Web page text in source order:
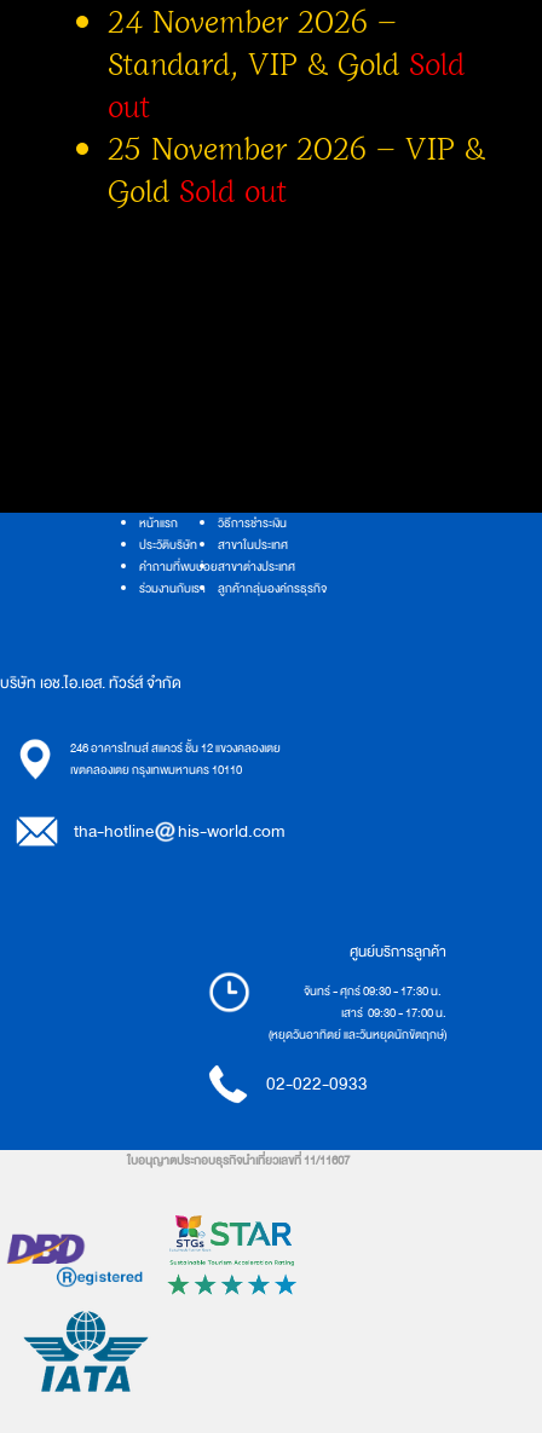
24 November 2026 –
Standard, VIP & Gold Sold
out
25 November 2026 – VIP &
Gold Sold out
หน้าแรก
ประวัติบริษัท
คำถามที่พบบ่อย
ร่วมงานกับเรา
วิธีการชำระเงิน
สาขาในประเทศ
สาขาต่างประเทศ
ลูกค้ากลุ่มองค์กรธุรกิจ
บริษัท เอช.ไอ.เอส. ทัวร์ส์ จำกัด
246 อาคารไทมส์ สแควร์ ชั้น 12 แขวงคลองเตย
เขตคลองเตย กรุงเทพมหานคร 10110
tha-hotline his-world.com
ศูนย์บริการลูกค้า
จันทร์ - ศุกร์ 09:30 - 17:30 น.
เสาร์ 09:30 - 17:00 น.
(หยุดวันอาทิตย์ และวันหยุดนักขัตฤกษ์)
02-022-0933
ใบอนุญาตประกอบธุรกิจนำเที่ยวเลขที่ 11/11607